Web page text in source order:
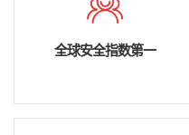
全球安全指数第一